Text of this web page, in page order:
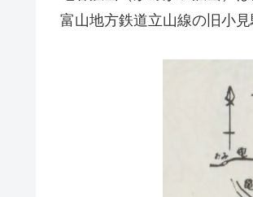
富山地方鉄道立山線の旧小